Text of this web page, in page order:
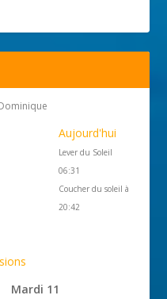
Aujourd'hui
Lever du Soleil
06:31
Coucher du soleil à
20:42
Mardi 11